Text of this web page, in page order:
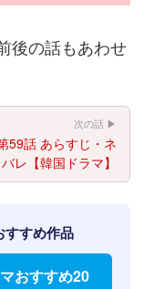
後の話もあわせ
次の話 ▶
59話 あらすじ・ネ
レ【韓国ドラマ】
すめ作品
おすすめ20